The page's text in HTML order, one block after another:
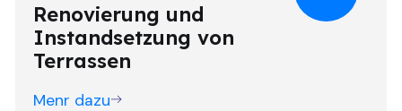
Renovierung und
Instandsetzung von
Terrassen
Menr dazu